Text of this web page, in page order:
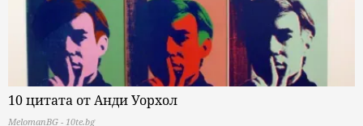
10 цитата от Анди Уорхол
MelomanBG - 10te.bg